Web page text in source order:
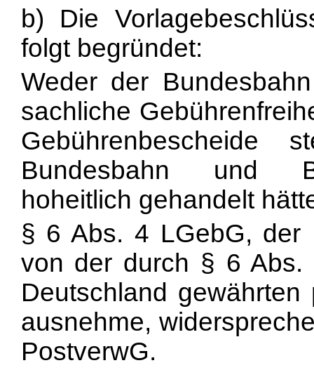
b) Die
folgt begründet:
Weder der
sachliche
Gebührenbescheide
Bundesbahn und
hoheitlich gehandelt
§ 6 Abs. 4 LGebG, der
von der durch § 6 Abs.
Deutschland
ausnehme,
PostverwG.